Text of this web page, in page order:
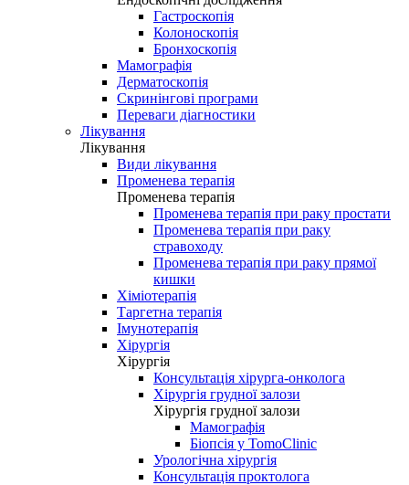
Гастроскопія
Колоноскопія
Бронхоскопія
Мамографія
Дерматоскопія
Скринінгові програми
Переваги діагностики
Лікування
Лікування
Види лікування
Променева терапія
Променева терапія
Променева терапія при раку простати
Променева терапія при раку
стравоходу
Променева терапія при раку прямої
кишки
Хіміотерапія
Таргетна терапія
Імунотерапія
Хірургія
Хірургія
Консультація хірурга-онколога
Хірургія грудної залози
Хірургія грудної залози
Мамографія
Біопсія у TomoClinic
Урологічна хірургія
Консультація проктолога